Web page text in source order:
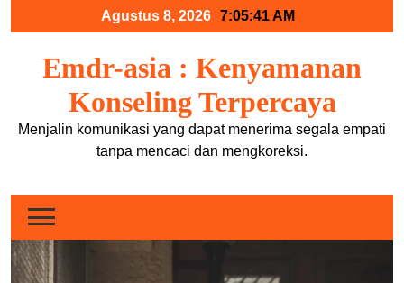
Agustus 8, 2026 7:05:42 AM
Emdr-asia : Kenyamanan
Konseling Terpercaya
Menjalin komunikasi yang dapat menerima segala empati
tanpa mencaci dan mengkoreksi.